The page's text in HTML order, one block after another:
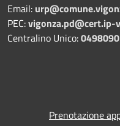
Email:
PEC:vigonza.pd@cert.ip-
Centralino Unico:
Prenotazione